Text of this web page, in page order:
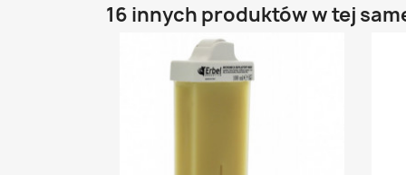
16 innych produktów w tej